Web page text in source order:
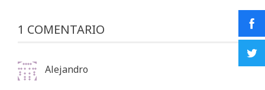
1 COMENTARIO
Alejandro